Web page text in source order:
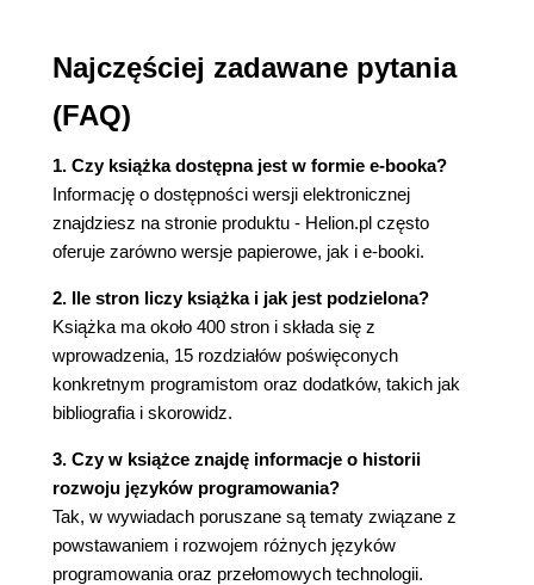
Najczęściej zadawane pytania
(FAQ)
1. Czy książka dostępna jest w formie e-booka?
Informację o dostępności wersji elektronicznej
znajdziesz na stronie produktu - Helion.pl często
oferuje zarówno wersje papierowe, jak i e-booki.
2. Ile stron liczy książka i jak jest podzielona?
Książka ma około 400 stron i składa się z
wprowadzenia, 15 rozdziałów poświęconych
konkretnym programistom oraz dodatków, takich jak
bibliografia i skorowidz.
3. Czy w książce znajdę informacje o historii
rozwoju języków programowania?
Tak, w wywiadach poruszane są tematy związane z
powstawaniem i rozwojem różnych języków
programowania oraz przełomowych technologii.